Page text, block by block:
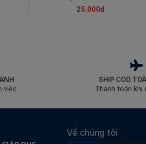
25.000đ
việc
SHIP COD
Thanh toán khi
Về chúng tôi